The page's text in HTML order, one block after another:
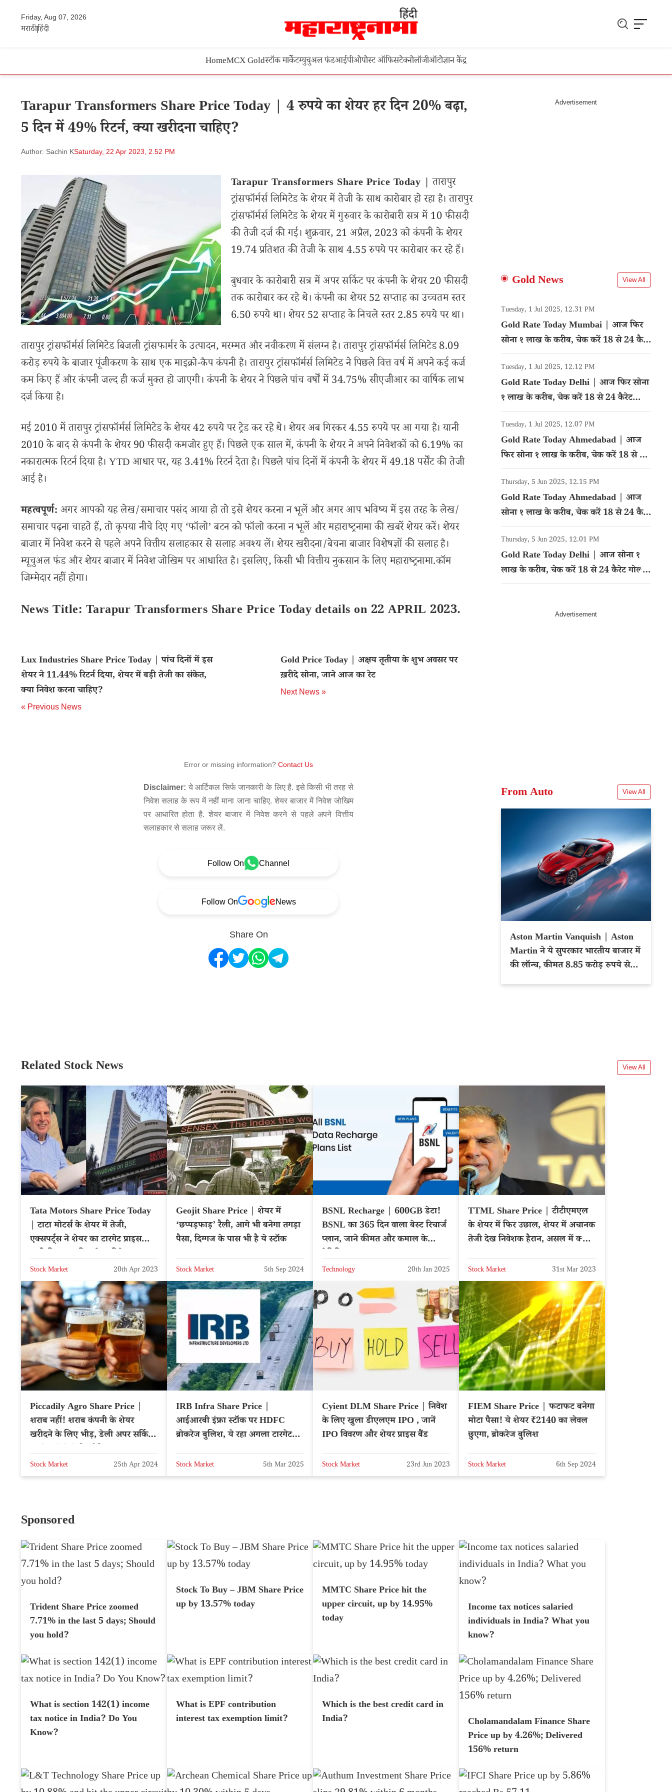
Friday, Aug 07, 2026
मराठीहिंदी
HomeMCX Goldस्टॉक मार्केटम्युचुअल फंडआईपीओपोस्ट ऑफिसटेक्नोलॉजीऑटोज्ञान केंद्र
Tarapur Transformers Share Price Today | 4 रुपये का शेयर हर दिन 20% बढ़ा,
5 दिन में 49% रिटर्न, क्या खरीदना चाहिए?
Author: Sachin KSaturday, 22 Apr 2023, 2.52 PM
Tarapur Transformers Share Price Today | तारापुर
ट्रांसफॉर्मर्स लिमिटेड के शेयर में तेजी के साथ कारोबार हो रहा है। तारापुर
ट्रांसफॉर्मर्स लिमिटेड के शेयर में गुरुवार के कारोबारी सत्र में 10 फीसदी
की तेजी दर्ज की गई। शुक्रवार, 21 अप्रैल, 2023 को कंपनी के शेयर
19.74 प्रतिशत की तेजी के साथ 4.55 रुपये पर कारोबार कर रहे हैं।
बुधवार के कारोबारी सत्र में अपर सर्किट पर कंपनी के शेयर 20 फीसदी
तक कारोबार कर रहे थे। कंपनी का शेयर 52 सप्ताह का उच्चतम स्तर
6.50 रुपये था। शेयर 52 सप्ताह के निचले स्तर 2.85 रुपये पर था।
तारापुर ट्रांसफॉर्मर्स लिमिटेड बिजली ट्रांसफार्मर के उत्पादन, मरम्मत और नवीकरण में संलग्न है। तारापुर ट्रांसफॉर्मर्स लिमिटेड 8.09
करोड़ रुपये के बाजार पूंजीकरण के साथ एक माइक्रो-कैप कंपनी है। तारापुर ट्रांसफॉर्मर्स लिमिटेड ने पिछले वित्त वर्ष में अपने कई कर्ज
कम किए हैं और कंपनी जल्द ही कर्ज मुक्त हो जाएगी। कंपनी के शेयर ने पिछले पांच वर्षों में 34.75% सीएजीआर का वार्षिक लाभ
दर्ज किया है।
मई 2010 में तारापुर ट्रांसफॉर्मर्स लिमिटेड के शेयर 42 रुपये पर ट्रेड कर रहे थे। शेयर अब गिरकर 4.55 रुपये पर आ गया है। यानी
2010 के बाद से कंपनी के शेयर 90 फीसदी कमजोर हुए हैं। पिछले एक साल में, कंपनी के शेयर ने अपने निवेशकों को 6.19% का
नकारात्मक रिटर्न दिया है। YTD आधार पर, यह 3.41% रिटर्न देता है। पिछले पांच दिनों में कंपनी के शेयर में 49.18 पर्सेंट की तेजी
आई है।
महत्वपूर्ण: अगर आपको यह लेख/समाचार पसंद आया हो तो इसे शेयर करना न भूलें और अगर आप भविष्य में इस तरह के लेख/
समाचार पढ़ना चाहते हैं, तो कृपया नीचे दिए गए ‘फॉलो’ बटन को फॉलो करना न भूलें और महाराष्ट्रनामा की खबरें शेयर करें। शेयर
बाजार में निवेश करने से पहले अपने वित्तीय सलाहकार से सलाह अवश्य लें। शेयर खरीदना/बेचना बाजार विशेषज्ञों की सलाह है।
म्यूचुअल फंड और शेयर बाजार में निवेश जोखिम पर आधारित है। इसलिए, किसी भी वित्तीय नुकसान के लिए महाराष्ट्रनामा.कॉम
जिम्मेदार नहीं होगा।
News Title: Tarapur Transformers Share Price Today details on 22 APRIL 2023.
Lux Industries Share Price Today | पांच दिनों में इस
शेयर ने 11.44% रिटर्न दिया, शेयर में बड़ी तेजी का संकेत,
क्या निवेश करना चाहिए?
« Previous News
Gold Price Today | अक्षय तृतीया के शुभ अवसर पर
ख़रीदे सोना, जाने आज का रेट
Next News »
Error or missing information? Contact Us
Disclaimer: ये आर्टिकल सिर्फ जानकारी के लिए है. इसे किसी भी तरह से
निवेश सलाह के रूप में नहीं माना जाना चाहिए. शेयर बाजार में निवेश जोखिम
पर आधारित होता है. शेयर बाजार में निवेश करने से पहले अपने वित्तीय
सलाहकार से सलाह जरूर लें.
Follow On Channel
Follow On News
Share On
Gold News View All
Tuesday, 1 Jul 2025, 12.31 PM
Gold Rate Today Mumbai | आज फिर
सोना १ लाख के करीब, चेक करें 18 से 24 कैरेट
गोल्ड का रेट
Tuesday, 1 Jul 2025, 12.12 PM
Gold Rate Today Delhi | आज फिर सोना
१ लाख के करीब, चेक करें 18 से 24 कैरेट
गोल्ड का रेट
Tuesday, 1 Jul 2025, 12.07 PM
Gold Rate Today Ahmedabad | आज
फिर सोना १ लाख के करीब, चेक करें 18 से 24
कैरेट गोल्ड का रेट
Thursday, 5 Jun 2025, 12.15 PM
Gold Rate Today Ahmedabad | आज
सोना १ लाख के करीब, चेक करें 18 से 24 कैरेट
गोल्ड का रेट
Thursday, 5 Jun 2025, 12.01 PM
Gold Rate Today Delhi | आज सोना १
लाख के करीब, चेक करें 18 से 24 कैरेट गोल्ड
का रेट
From Auto View All
Aston Martin Vanquish | Aston
Martin ने ये सुपरकार भारतीय बाजार में
की लॉन्च, कीमत 8.85 करोड़ रुपये से
Related Stock News View All
Tata Motors Share Price Today
| टाटा मोटर्स के शेयर में तेजी,
एक्सपर्ट्स ने शेयर का टारगेट प्राइस
Stock Market 20th Apr 2023
Geojit Share Price | शेयर में
‘छप्पड़फाड़’ रैली, आगे भी बनेगा तगड़ा
पैसा, दिग्गज के पास भी है ये स्टॉक
Stock Market 5th Sep 2024
BSNL Recharge | 600GB डेटा!
BSNL का 365 दिन वाला बेस्ट रिचार्ज
प्लान, जाने कीमत और कमाल के
Technology 20th Jan 2025
TTML Share Price | टीटीएमएल
के शेयर में फिर उछाल, शेयर में अचानक
तेजी देख निवेशक हैरान, असल में क्या है
Stock Market 31st Mar 2023
Piccadily Agro Share Price |
शराब नहीं! शराब कंपनी के शेयर
खरीदने के लिए भीड़, डेली अपर सर्किट,
Stock Market 25th Apr 2024
IRB Infra Share Price |
आईआरबी इंफ्रा स्टॉक पर HDFC
ब्रोकरेज बुलिश, ये रहा अगला टारगेट
Stock Market 5th Mar 2025
Cyient DLM Share Price | निवेश
के लिए खुला डीएलएम IPO , जानें
IPO विवरण और शेयर प्राइस बैंड
Stock Market 23rd Jun 2023
FIEM Share Price | फटाफट बनेगा
मोटा पैसा! ये शेयर ₹2140 का लेवल
छुएगा, ब्रोकरेज बुलिश
Stock Market 6th Sep 2024
Sponsored
Trident Share Price zoomed
7.71% in the last 5 days; Should
you hold?
Stock To Buy – JBM Share Price
up by 13.57% today
MMTC Share Price hit the
upper circuit, up by 14.95%
today
Income tax notices salaried
individuals in India? What you
know?
What is section 142(1) income
tax notice in India? Do You
Know?
What is EPF contribution
interest tax exemption limit?
Which is the best credit card in
India?
Cholamandalam Finance Share
Price up by 4.26%; Delivered
156% return